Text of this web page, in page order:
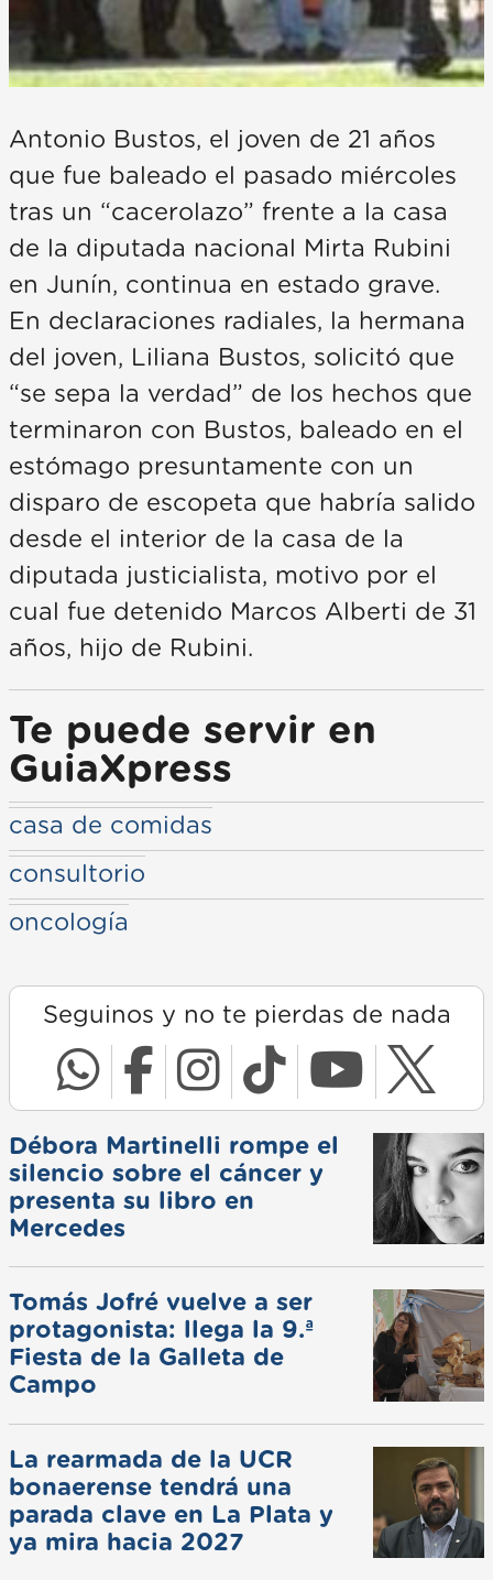
Antonio Bustos, el joven de 21 años
que fue baleado el pasado miércoles
tras un “cacerolazo” frente a la casa
de la diputada nacional Mirta Rubini
en Junín, continua en estado grave.
En declaraciones radiales, la hermana
del joven, Liliana Bustos, solicitó que
“se sepa la verdad” de los hechos que
terminaron con Bustos, baleado en el
estómago presuntamente con un
disparo de escopeta que habría salido
desde el interior de la casa de la
diputada justicialista, motivo por el
cual fue detenido Marcos Alberti de 31
años, hijo de Rubini.
Te puede servir en
GuiaXpress
casa de comidas
consultorio
oncología
Seguinos y no te pierdas de nada
Débora Martinelli rompe el
silencio sobre el cáncer y
presenta su libro en
Mercedes
Tomás Jofré vuelve a ser
protagonista: llega la 9.ª
Fiesta de la Galleta de
Campo
La rearmada de la UCR
bonaerense tendrá una
parada clave en La Plata y
ya mira hacia 2027